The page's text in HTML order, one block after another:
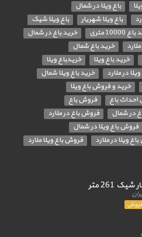
باغ ویلا در شمال
باغ ویلا شهریار
باغ ویلا شیک
متری
خرید باغ در شمال
خرید باغ شمال
خرید باغ ویلا
خریدباغ ویلا
در ملارد
خرید باغ ویلا شمال
خرید و فروش باغ ویلا
احداث باغ
فروش باغ
در شمال
فروش باغ در ملارد
فروش باغ ویلا در شمال
ویلا در ملارد
فروش باغ ویلا ملارد
261 متر
فروش